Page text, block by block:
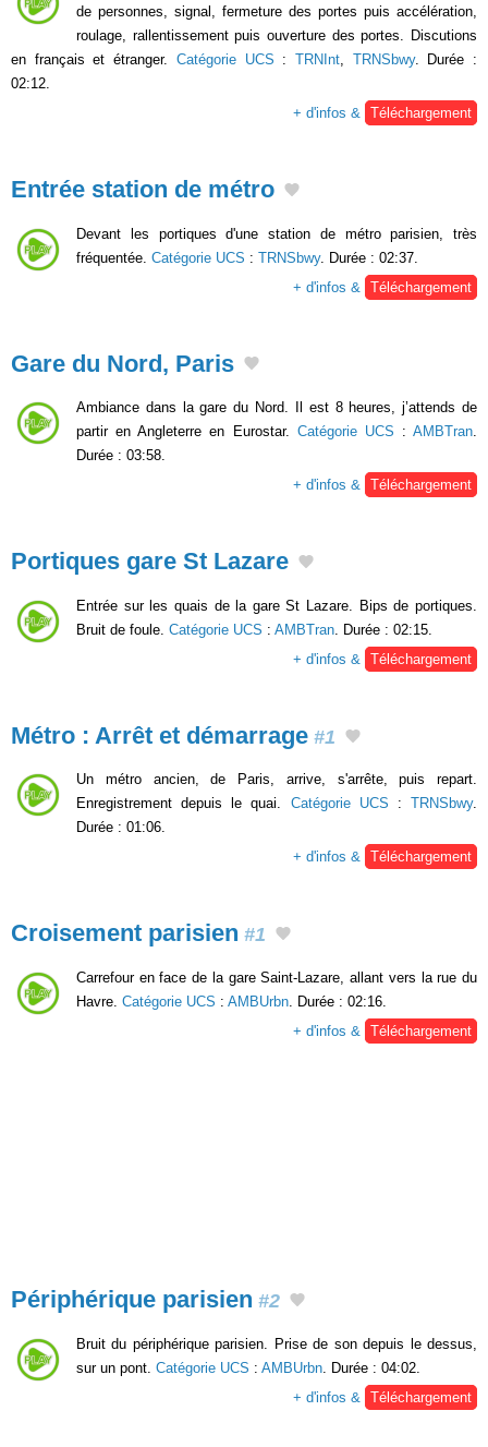
de personnes, signal, fermeture des portes puis accélération,
roulage, rallentissement puis ouverture des portes. Discutions
en français et étranger. Catégorie UCS : TRNInt, TRNSbwy. Durée :
02:12.
+ d'infos &
Téléchargement
Entrée station de métro
Devant les portiques d'une station de métro parisien, très
fréquentée. Catégorie UCS : TRNSbwy. Durée : 02:37.
+ d'infos &
Téléchargement
Gare du Nord, Paris
Ambiance dans la gare du Nord. Il est 8 heures, j’attends de
partir en Angleterre en Eurostar. Catégorie UCS : AMBTran.
Durée : 03:58.
+ d'infos & Téléchargement
Portiques gare St Lazare
Entrée sur les quais de la gare St Lazare. Bips de portiques.
Bruit de foule. Catégorie UCS : AMBTran . Durée : 02:15.
+ d'infos &
Téléchargement
Métro : Arrêt et démarrage #1
Un métro ancien, de Paris, arrive, s'arrête, puis repart.
Enregistrement depuis le quai. Catégorie UCS :TRNSbwy.
Durée : 01:06.
+ d'infos & Téléchargement
Croisement parisien #1
Carrefour en face de la gare Saint-Lazare, allant vers la rue du
Havre. Catégorie UCS : AMBUrbn. Durée : 02:16.
+ d'infos & Téléchargement
Périphérique parisien #2
Bruit du périphérique parisien. Prise de son depuis le dessus,
sur un pont. Catégorie UCS : AMBUrbn . Durée : 04:02.
+ d'infos &
Téléchargement